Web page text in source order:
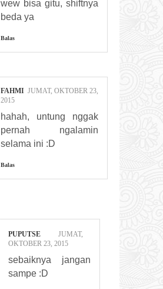
wew bisa gitu, shiftnya
beda ya
Balas
FAHMI JUMAT, OKTOBER 23,
2015
hahah, untung nggak
pernah ngalamin
selama ini :D
Balas
PUPUTSE
JUMAT,
OKTOBER 23, 2015
sebaiknya jangan
sampe :D